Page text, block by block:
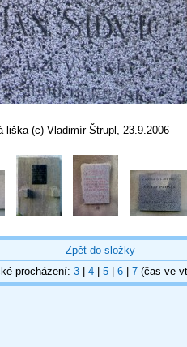
liška (c) Vladimír Štrupl, 23.9.2006
Zpět do složky
procházení: 3| 4| 5| 6| 7(čas ve